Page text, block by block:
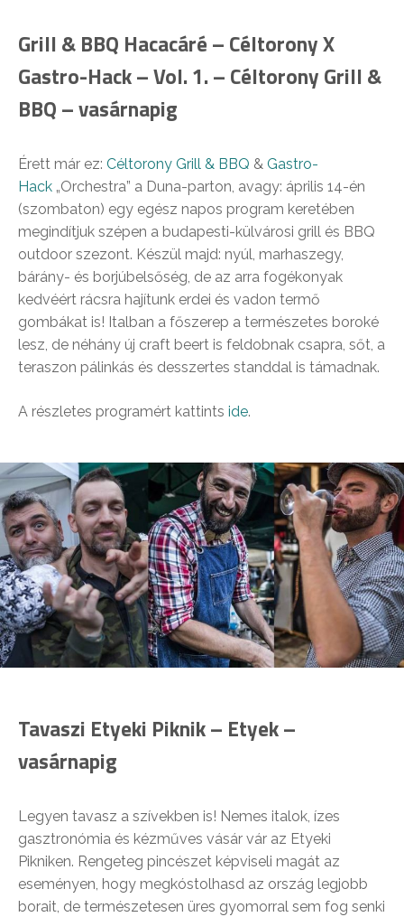
Grill & BBQ Hacacáré – Céltorony X
Gastro-Hack – Vol. 1. – Céltorony Grill &
BBQ – vasárnapig
Érett már ez: Céltorony Grill & BBQ & Gastro-
Hack „Orchestra” a Duna-parton, avagy: április 14-én
(szombaton) egy egész napos program keretében
megindítjuk szépen a budapesti-külvárosi grill és BBQ
outdoor szezont. Készül majd: nyúl, marhaszegy,
bárány- és borjúbelsőség, de az arra fogékonyak
kedvéért rácsra hajítunk erdei és vadon termő
gombákat is! Italban a főszerep a természetes boroké
lesz, de néhány új craft beert is feldobnak csapra, sőt, a
teraszon pálinkás és desszertes standdal is támadnak.
A részletes programért kattints ide.
Tavaszi Etyeki Piknik – Etyek –
vasárnapig
Legyen tavasz a szívekben is! Nemes italok, ízes
gasztronómia és kézműves vásár vár az Etyeki
Pikniken. Rengeteg pincészet képviseli magát az
eseményen, hogy megkóstolhasd az ország legjobb
borait, de természetesen üres gyomorral sem fog senki